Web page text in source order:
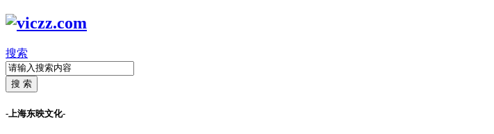
搜索
搜 索
-上海东映文化-